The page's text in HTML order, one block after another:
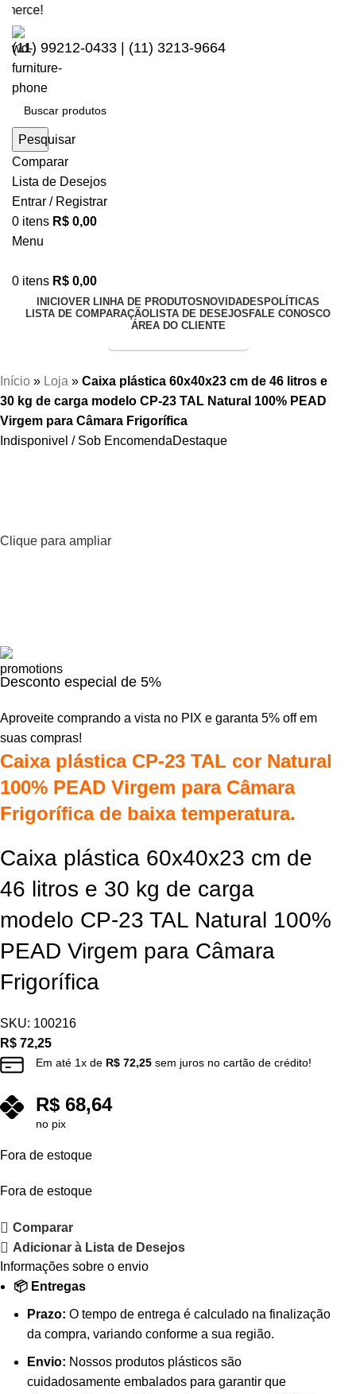
(11) 99212-0433 | (11) 3213-9664
Pesquisar
Comparar
Lista de Desejos
Entrar / Registrar
0 itens R$ 0,00
Menu
0 itens R$ 0,00
INICIOVER LINHA DE PRODUTOS NOVIDADES POLÍTICAS
LISTA DE COMPARAÇÃOLISTA DE DESEJOS FALE CONOSCO
ÁREA DO CLIENTE
Início » Loja »Caixa plástica 60x40x23 cm de 46 litros e
30 kg de carga modelo CP-23 TAL Natural 100% PEAD
Virgem para Câmara Frigorífica
Indisponivel / Sob EncomendaDestaque
Clique para ampliar
Desconto especial de 5%
Aproveite comprando a vista no PIX e garanta 5% off em
suas compras!
Caixa plástica CP-23 TAL cor Natural
100% PEAD Virgem para Câmara
Frigorífica de baixa temperatura.
Caixa plástica 60x40x23 cm de
46 litros e 30 kg de carga
modelo CP-23 TAL Natural 100%
PEAD Virgem para Câmara
Frigorífica
SKU: 100216
R$ 72,25
Em até 1x de R$ 72,25 sem juros no cartão de crédito!
R$ 68,64
no pix
Fora de estoque
Fora de estoque
Comparar
Adicionar à Lista de Desejos
Informações sobre o envio
📦 Entregas
Prazo: O tempo de entrega é calculado na finalização
da compra, variando conforme a sua região.
Envio: Nossos produtos plásticos são
cuidadosamente embalados para garantir que